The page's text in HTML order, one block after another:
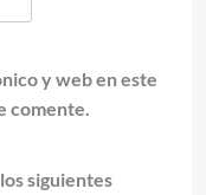
y web en este
comente.
siguientes